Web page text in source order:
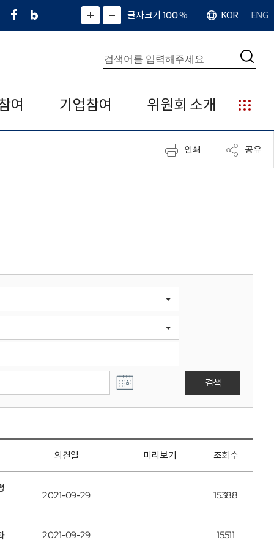
페
네
그
)
화
면
면
소
확
대
치
글자크기 100%
언
어
KOR ENG
통
합
검
색
검
여 기업참여 위원회 소개
누
리
집
안
인쇄 공유
검색
의결일 미리보기 조회수
2021-09-29 15388
2021-09-29 15511